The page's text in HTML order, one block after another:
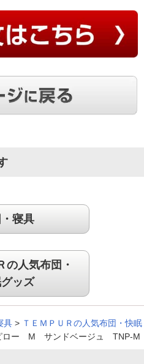
てもフィット感があります。
を含め丁度良い
い
です。父の日のプレゼント
。
寝具
の人気布団・
ッズ
具 > ＴＥＭＰＵＲの人気布団・快眠
ロー M サンドベージュ TNP-M